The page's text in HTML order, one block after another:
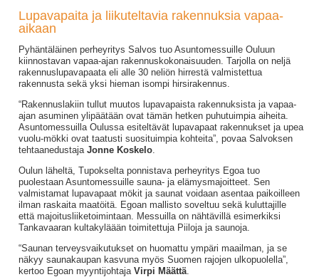
Lupavapaita ja liikuteltavia rakennuksia vapaa-
aikaan
Pyhäntäläinen perheyritys Salvos tuo Asuntomessuille Ouluun
kiinnostavan vapaa-ajan rakennuskokonaisuuden. Tarjolla on neljä
rakennuslupavapaata eli alle 30 neliön hirrestä valmistettua
rakennusta sekä yksi hieman isompi hirsirakennus.
“Rakennuslakiin tullut muutos lupavapaista rakennuksista ja vapaa-
ajan asuminen ylipäätään ovat tämän hetken puhutuimpia aiheita.
Asuntomessuilla Oulussa esiteltävät lupavapaat rakennukset ja upea
vuolu-mökki ovat taatusti suosituimpia kohteita”, povaa Salvoksen
tehtaanedustaja Jonne Koskelo.
Oulun läheltä, Tupokselta ponnistava perheyritys Egoa tuo
puolestaan Asuntomessuille sauna- ja elämysmajoitteet. Sen
valmistamat lupavapaat mökit ja saunat voidaan asentaa paikoilleen
ilman raskaita maatöitä. Egoan mallisto soveltuu sekä kuluttajille
että majoitusliiketoimintaan. Messuilla on nähtävillä esimerkiksi
Tankavaaran kultakyläään toimitettuja Piiloja ja saunoja.
“Saunan terveysvaikutukset on huomattu ympäri maailman, ja se
näkyy saunakaupan kasvuna myös Suomen rajojen ulkopuolella”,
kertoo Egoan myyntijohtaja Virpi Määttä.